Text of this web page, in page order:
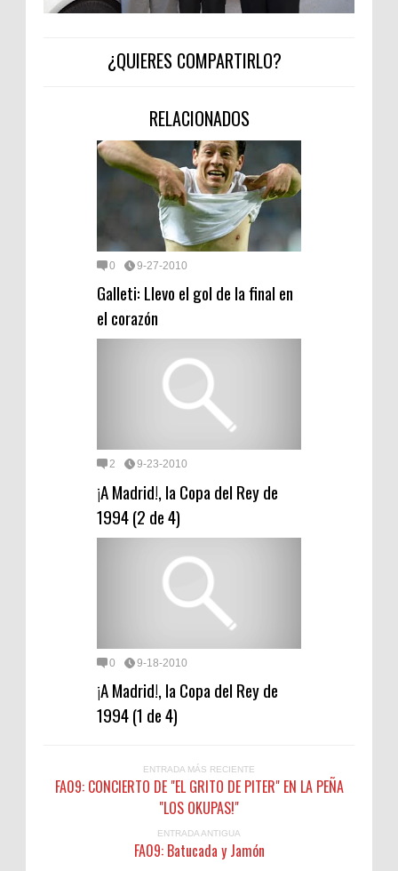
¿QUIERES COMPARTIRLO?
RELACIONADOS
0 9-27-2010
Galleti: Llevo el gol de la final en
el corazón
2 9-23-2010
¡A Madrid!, la Copa del Rey de
1994 (2 de 4)
0 9-18-2010
¡A Madrid!, la Copa del Rey de
1994 (1 de 4)
ENTRADA MÁS RECIENTE
FA09: CONCIERTO DE "EL GRITO DE PITER" EN LA PEÑA
"LOS OKUPAS!"
ENTRADA ANTIGUA
FA09: Batucada y Jamón